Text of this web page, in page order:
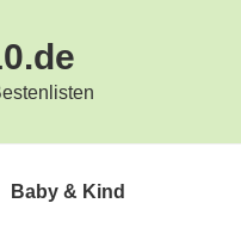
Baby & Kind